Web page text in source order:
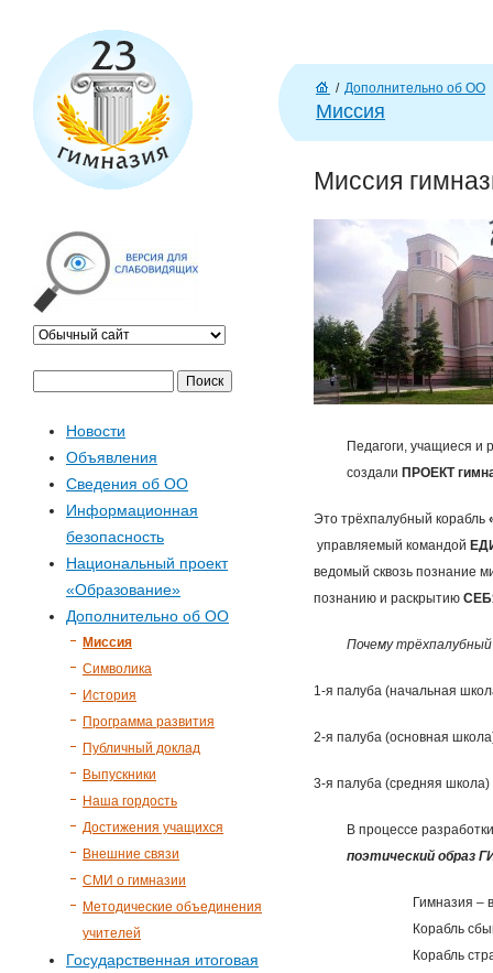
Г
л
н
/ Дополнительно об ОО
Миссия
Миссия
Педагоги, учащиеся и
создали ПРОЕКТ
Это трёхпалубный корабль
управляемый командой
ведомый сквозь познание
познанию и раскрытию
Почему
1-я палуба (начальная
2-я палуба (основная
3-я палуба (средняя школа)
В процессе
поэтический
Гимназия –
Корабль
Корабль
Ф
Новости
Объявления
Сведения об ОО
Информационная
безопасность
Национальный проект
«Образование»
Дополнительно об ОО
Миссия
Символика
История
Программа развития
Публичный доклад
Выпускники
Наша гордость
Достижения учащихся
Внешние связи
СМИ о гимназии
Методические объединения
учителей
Государственная итоговая